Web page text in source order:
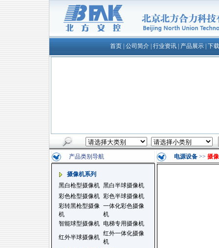
首页| 公司简介| 行业资讯| 产品展示| 下
产品类别导航 电源设备 >> 摄
摄像机系列
黑白枪型摄像机 黑白半球摄像机
彩色枪型摄像机 彩色半球摄像机
彩转黑枪型摄像
机
一体化彩色摄像
机
智能球型摄像机 电梯专用摄像机
红外半球摄像机
红外一体化摄像
机